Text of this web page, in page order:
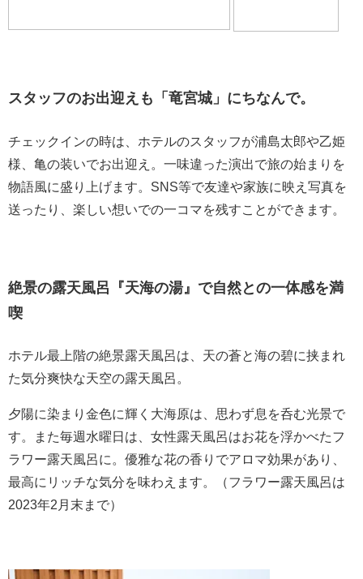
スタッフのお出迎えも「竜宮城」にちなんで。
チェックインの時は、ホテルのスタッフが浦島太郎や乙姫
様、亀の装いでお出迎え。一味違った演出で旅の始まりを
物語風に盛り上げます。SNS等で友達や家族に映え写真を
送ったり、楽しい想いでの一コマを残すことができます。
絶景の露天風呂『天海の湯』で自然との一体感を満
喫
ホテル最上階の絶景露天風呂は、天の蒼と海の碧に挟まれ
た気分爽快な天空の露天風呂。
夕陽に染まり金色に輝く大海原は、思わず息を呑む光景で
す。また毎週水曜日は、女性露天風呂はお花を浮かべたフ
ラワー露天風呂に。優雅な花の香りでアロマ効果があり、
最高にリッチな気分を味わえます。（フラワー露天風呂は
2023年2月末まで）